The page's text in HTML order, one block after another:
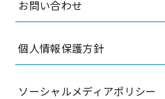
お問い合わせ
個人情報保護方針
ソーシャルメディアポリシー